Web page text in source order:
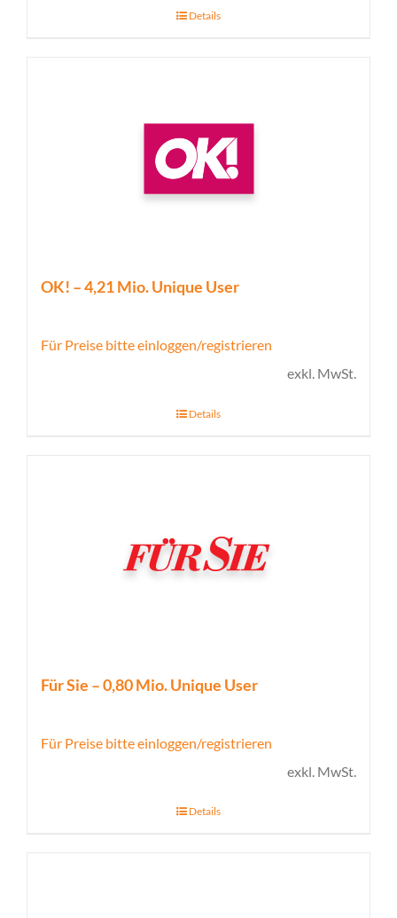
Details
OK! – 4,21 Mio. Unique User
Für Preise bitte einloggen/registrieren
exkl. MwSt.
Details
Für Sie – 0,80 Mio. Unique User
Für Preise bitte einloggen/registrieren
exkl. MwSt.
Details